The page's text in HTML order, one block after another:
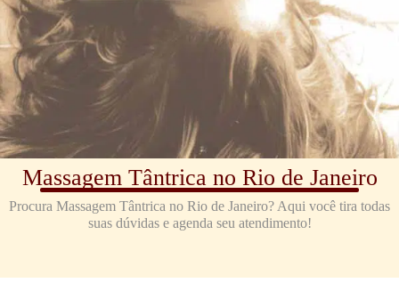
Massagem Tântrica no Rio de Janeiro
Procura Massagem Tântrica no Rio de Janeiro? Aqui você tira todas
suas dúvidas e agenda seu atendimento!